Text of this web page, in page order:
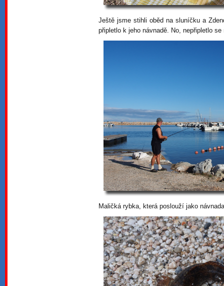
Ještě jsme stihli oběd na sluníčku a
připletlo k jeho návnadě. No, nepřipletlo se
Maličká rybka, která poslouží jako